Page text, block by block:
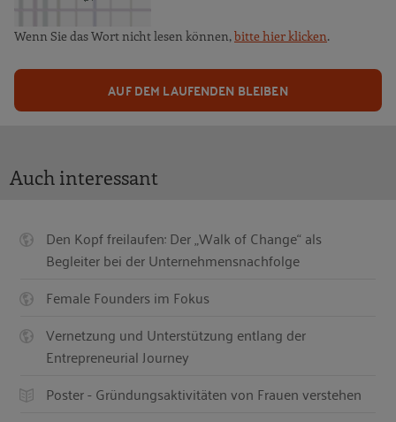
Wenn Sie das Wort nicht lesen können,bitte hier klicken.
AUF DEM LAUFENDEN BLEIBEN
Auch interessant
Den Kopf freilaufen: Der „Walk of Change“ als
Begleiter bei der Unternehmensnachfolge
Female Founders im Fokus
Vernetzung und Unterstützung entlang der
Entrepreneurial Journey
Poster - Gründungsaktivitäten von Frauen verstehen